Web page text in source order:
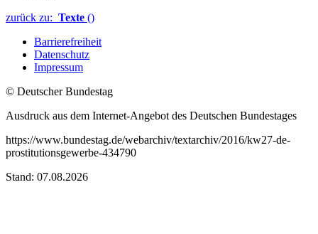
zurück zu: Texte ()
Barrierefreiheit
Datenschutz
Impressum
© Deutscher Bundestag
Ausdruck aus dem Internet-Angebot des Deutschen Bundestages
https://www.bundestag.de/webarchiv/textarchiv/2016/kw27-de-
prostitutionsgewerbe-434790
Stand: 07.08.2026